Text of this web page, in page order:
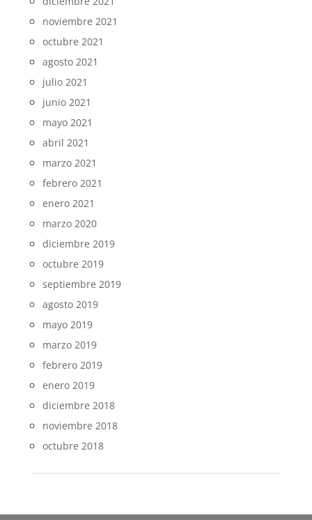
noviembre 2021
octubre 2021
agosto 2021
julio 2021
junio 2021
mayo 2021
abril 2021
marzo 2021
febrero 2021
enero 2021
marzo 2020
diciembre 2019
octubre 2019
septiembre 2019
agosto 2019
mayo 2019
marzo 2019
febrero 2019
enero 2019
diciembre 2018
noviembre 2018
octubre 2018